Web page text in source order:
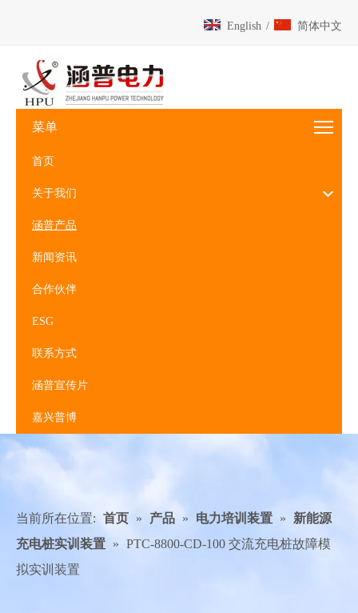
English / 简体中文
菜单
首页
关于我们
涵普产品
新闻资讯
合作伙伴
ESG
联系方式
涵普宣传片
嘉兴普博
当前所在位置: 首页 » 产品 » 电力培训装置 »
新能源
充电桩实训装置 » PTC-8800-CD-100 交流充电桩故障模
拟实训装置